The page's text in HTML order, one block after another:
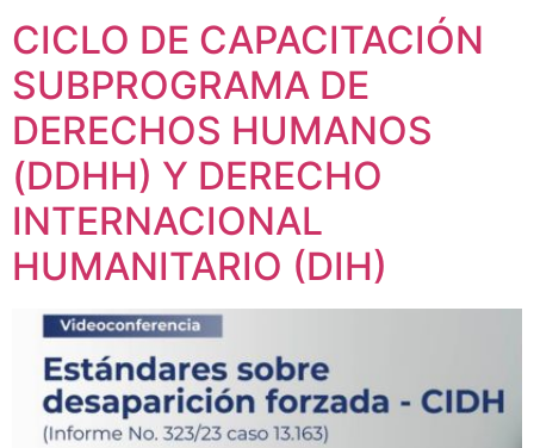
CICLO DE CAPACITACIÓN
SUBPROGRAMA DE
DERECHOS HUMANOS
(DDHH) Y DERECHO
INTERNACIONAL
HUMANITARIO (DIH)